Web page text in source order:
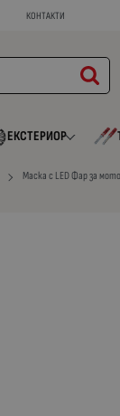
КОНТАКТИ
ЕКСТЕРИОР
Маска с LED Фар за